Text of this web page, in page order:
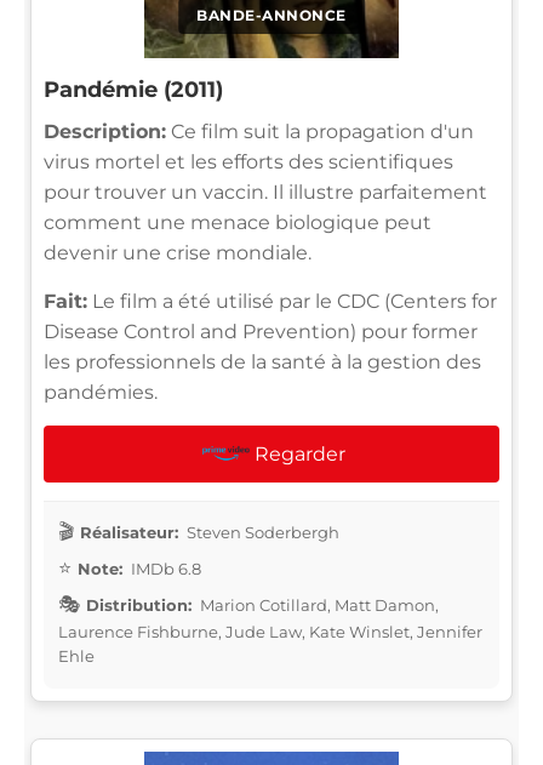
BANDE-ANNONCE
Pandémie (2011)
Description: Ce film suit la propagation d'un
virus mortel et les efforts des scientifiques
pour trouver un vaccin. Il illustre parfaitement
comment une menace biologique peut
devenir une crise mondiale.
Fait: Le film a été utilisé par le CDC (Centers for
Disease Control and Prevention) pour former
les professionnels de la santé à la gestion des
pandémies.
Regarder
Réalisateur: Steven Soderbergh
Note: IMDb 6.8
Distribution: Marion Cotillard, Matt Damon,
Laurence Fishburne, Jude Law, Kate Winslet, Jennifer
Ehle